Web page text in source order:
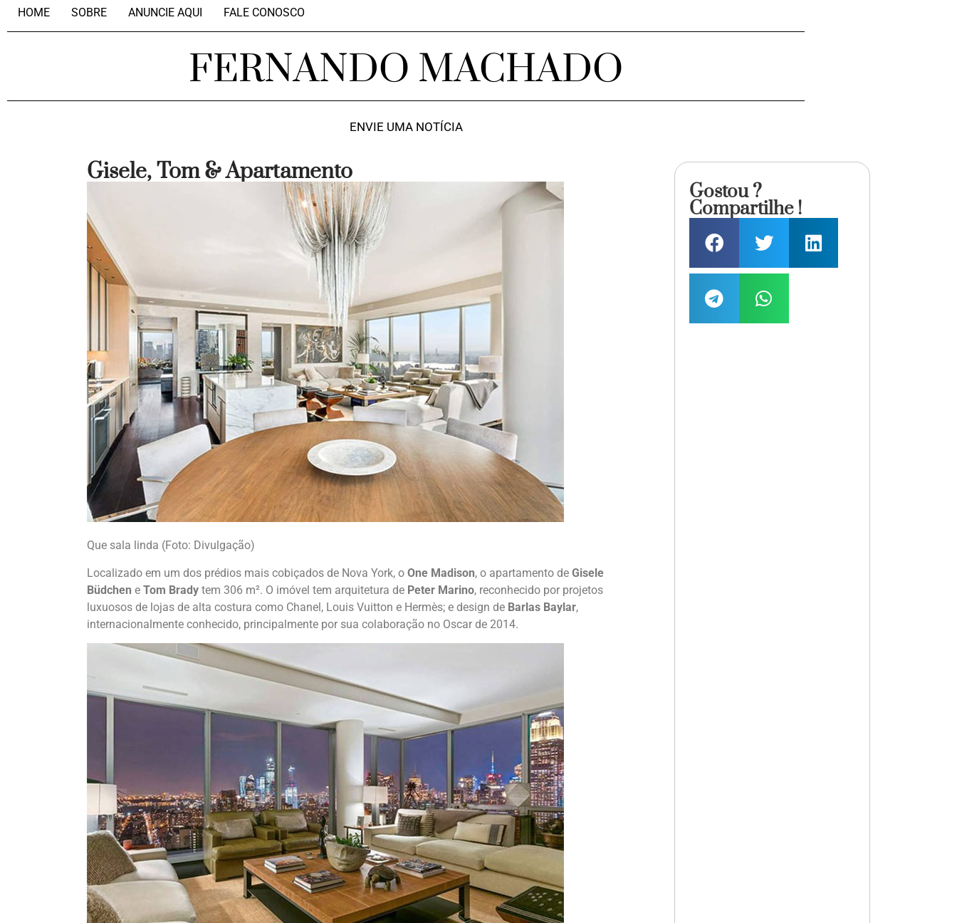
HOME SOBRE ANUNCIE AQUI FALE CONOSCO
FERNANDO MACHADO
ENVIE UMA NOTÍCIA
Gisele, Tom & Apartamento
Que sala linda (Foto: Divulgação)
Localizado em um dos prédios mais cobiçados de Nova York, o One Madison, o apartamento de Gisele
Büdchen e Tom Brady tem 306 m². O imóvel tem arquitetura de Peter Marino, reconhecido por projetos
luxuosos de lojas de alta costura como Chanel, Louis Vuitton e Hermès; e design de Barlas Baylar,
internacionalmente conhecido, principalmente por sua colaboração no Oscar de 2014.
Gostou ?
Compartilhe !